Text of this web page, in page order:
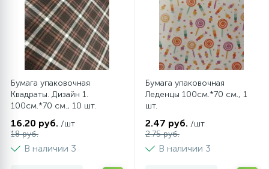
Бумага упаковочная
Квадраты. Дизайн 1.
100см.*70 см., 10 шт.
16.20 руб. /шт
18 руб.
В наличии 3
Бумага упаковочная
Леденцы 100см.*70 см., 1
шт.
2.47 руб. /шт
2.75 руб.
В наличии 3